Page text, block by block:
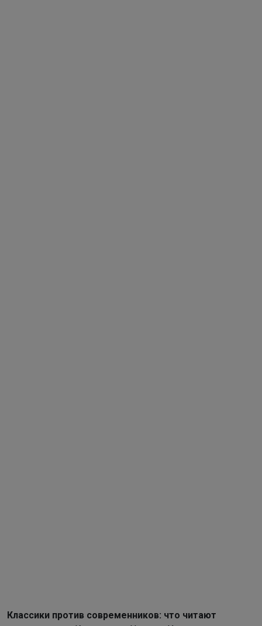
Классики против современников: что читают